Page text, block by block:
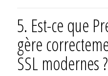
5. Est-ce que
gère
SSL modernes ?